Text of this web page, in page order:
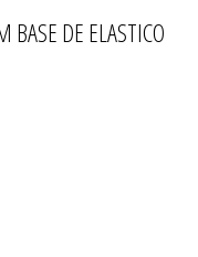
DE ELASTICO